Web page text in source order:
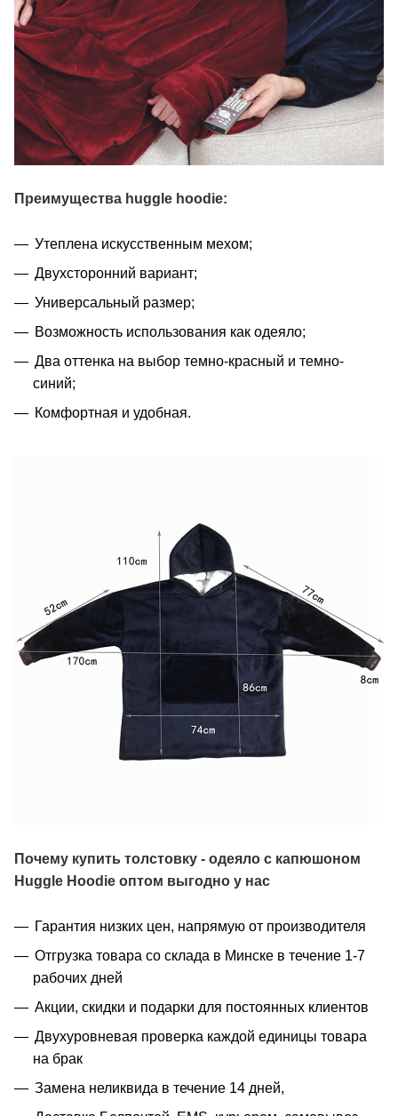
Преимущества huggle hoodie:
Утеплена искусственным мехом;
Двухсторонний вариант;
Универсальный размер;
Возможность использования как одеяло;
Два оттенка на выбор темно-красный и темно-
синий;
Комфортная и удобная.
Почему купить толстовку - одеяло с капюшоном
Huggle Hoodie оптом выгодно у нас
Гарантия низких цен, напрямую от производителя
Отгрузка товара со склада в Минске в течение 1-7
рабочих дней
Акции, скидки и подарки для постоянных клиентов
Двухуровневая проверка каждой единицы товара
на брак
Замена неликвида в течение 14 дней,